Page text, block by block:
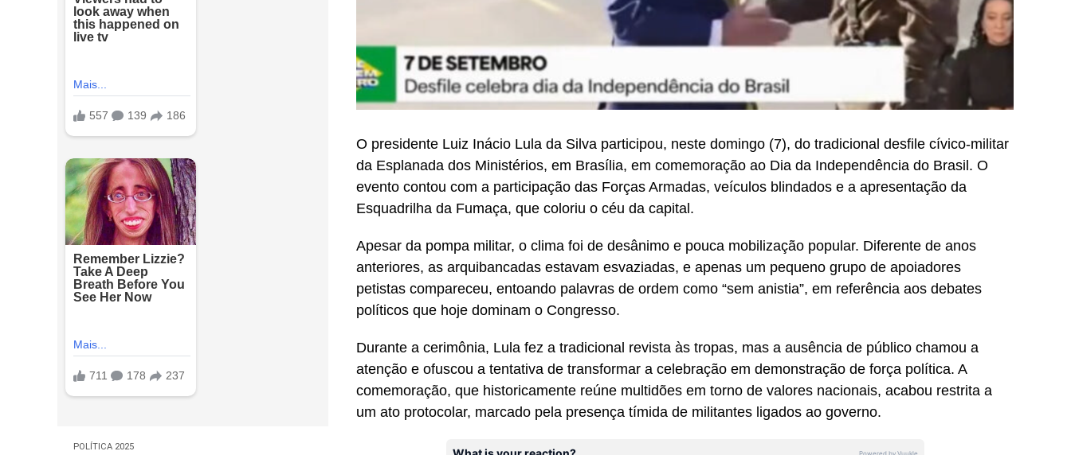
POLÍTICA 2025
O presidente Luiz Inácio Lula da Silva participou, neste domingo (7), do tradicional desfile cívico-militar
da Esplanada dos Ministérios, em Brasília, em comemoração ao Dia da Independência do Brasil. O
evento contou com a participação das Forças Armadas, veículos blindados e a apresentação da
Esquadrilha da Fumaça, que coloriu o céu da capital.
Apesar da pompa militar, o clima foi de desânimo e pouca mobilização popular. Diferente de anos
anteriores, as arquibancadas estavam esvaziadas, e apenas um pequeno grupo de apoiadores
petistas compareceu, entoando palavras de ordem como “sem anistia”, em referência aos debates
políticos que hoje dominam o Congresso.
Durante a cerimônia, Lula fez a tradicional revista às tropas, mas a ausência de público chamou a
atenção e ofuscou a tentativa de transformar a celebração em demonstração de força política. A
comemoração, que historicamente reúne multidões em torno de valores nacionais, acabou restrita a
um ato protocolar, marcado pela presença tímida de militantes ligados ao governo.